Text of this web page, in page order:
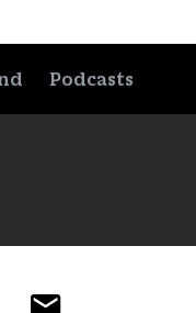
Podcasts